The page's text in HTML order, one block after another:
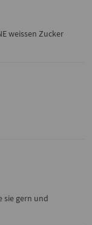
weissen Zucker
sie gern und